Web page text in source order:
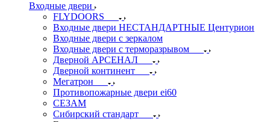
Входные двери
FLYDOORS
Входные двери НЕСТАНДАРТНЫЕ Центурион
Входные двери с зеркалом
Входные двери с терморазрывом
Дверной АРСЕНАЛ
Дверной континент
Мегатрон
Противопожарные двери ei60
СЕЗАМ
Сибирский стандарт